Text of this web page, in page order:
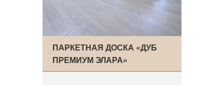
ПАРКЕТНАЯ ДОСКА «ДУБ
ПРЕМИУМ ЭЛАРА»